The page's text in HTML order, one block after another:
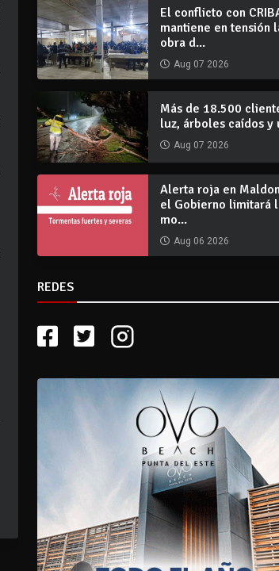
El conflicto con
mantiene en tensión
obra d...
Aug 07 2026
Más de 18.500
luz, árboles caídos y
Aug 07 2026
Alerta roja en
el Gobierno limitará
mo...
Aug 06 2026
REDES